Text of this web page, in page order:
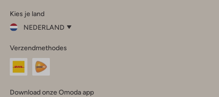
InstagramFacebook
Kies je land
NEDERLAND
je
land
Nederland
Verzendmethodes
Download onze Omoda app